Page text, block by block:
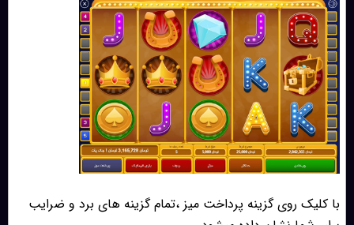
با کلیک روی گزینه پرداخت میز ،تمام گزینه های برد و ضرایب